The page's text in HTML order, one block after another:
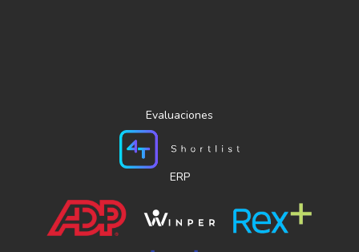
Evaluaciones
ERP